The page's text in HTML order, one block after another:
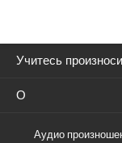
Учитесь
О
Аудио